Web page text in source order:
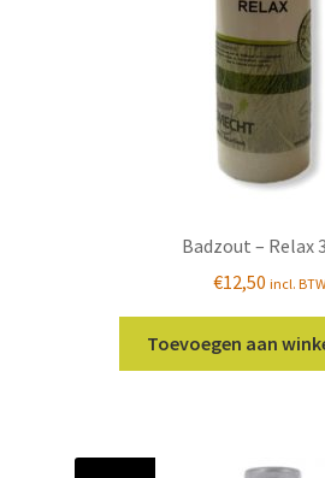
Badzout – Relax
€12,50 incl. BTW
Toevoegen aan